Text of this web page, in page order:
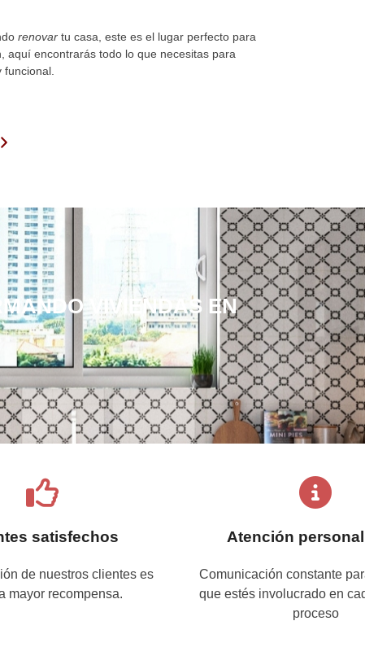
renovartu casa, este es el lugar perfecto para
aquí encontrarás todo lo que necesitas para
VIVIENDAS EN
satisfechos
de nuestros clientes es
mayor recompensa.
Atención
Comunicación constante
que estés involucrado en
proceso